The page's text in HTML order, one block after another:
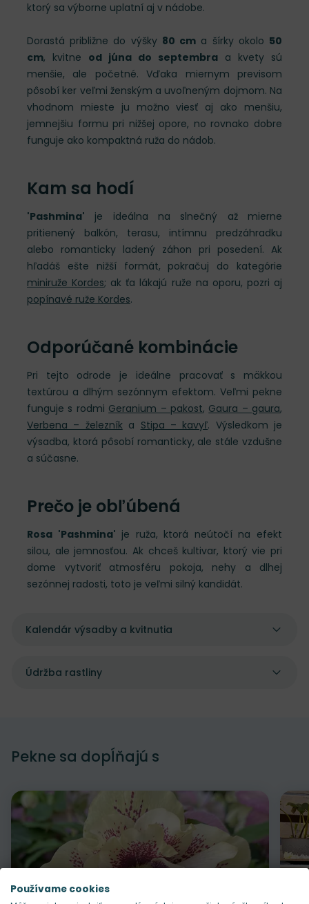
ktorý sa výborne uplatní aj v nádobe.
Dorastá približne do výšky 80 cm a šírky okolo 50
cm, kvitne od júna do septembra a kvety sú
menšie, ale početné. Vďaka miernym previsom
pôsobí ker veľmi ženským a uvoľneným dojmom. Na
vhodnom mieste ju možno viesť aj ako menšiu,
jemnejšiu formu pri nižšej opore, no rovnako dobre
funguje ako kompaktná ruža do nádob.
Kam sa hodí
'Pashmina' je ideálna na slnečný až mierne
pritienený balkón, terasu, intímnu predzáhradku
alebo romanticky ladený záhon pri posedení. Ak
hľadáš ešte nižší formát, pokračuj do kategórie
miniruže Kordes; ak ťa lákajú ruže na oporu, pozri aj
popínavé ruže Kordes.
Odporúčané kombinácie
Pri tejto odrode je ideálne pracovať s mäkkou
textúrou a dlhým sezónnym efektom. Veľmi pekne
funguje s rodmi Geranium – pakost, Gaura – gaura,
Verbena – železníka Stipa – kavyľ. Výsledkom je
výsadba, ktorá pôsobí romanticky, ale stále vzdušne
a súčasne.
Prečo je obľúbená
Rosa 'Pashmina' je ruža, ktorá neútočí na efekt
silou, ale jemnosťou. Ak chceš kultivar, ktorý vie pri
dome vytvoriť atmosféru pokoja, nehy a dlhej
sezónnej radosti, toto je veľmi silný kandidát.
Kalendár výsadby a kvitnutia
Údržba rastliny
Pekne sa dopĺňajú s
Používame cookies